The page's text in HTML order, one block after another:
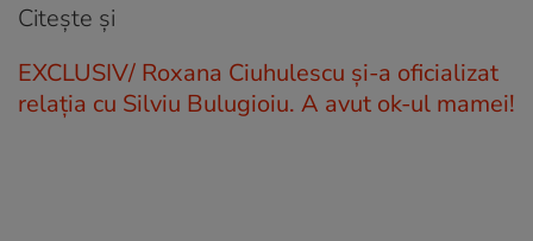
Citește și
EXCLUSIV/ Roxana Ciuhulescu și-a oficializat
relația cu Silviu Bulugioiu. A avut ok-ul mamei!